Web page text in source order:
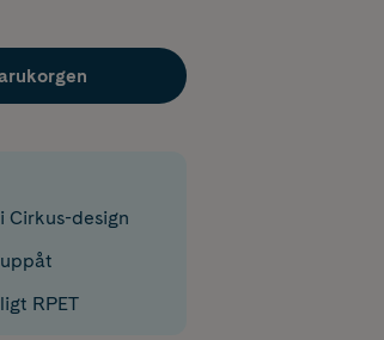
Cirkus-design
RPET